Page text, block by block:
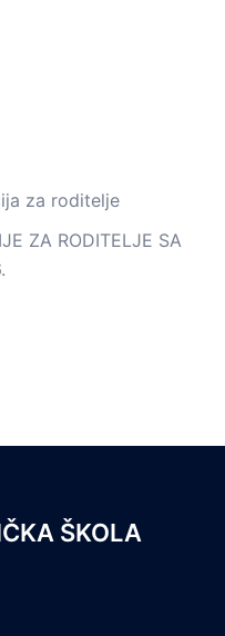
za roditelje
ZA RODITELJE SA
ŠKOLA